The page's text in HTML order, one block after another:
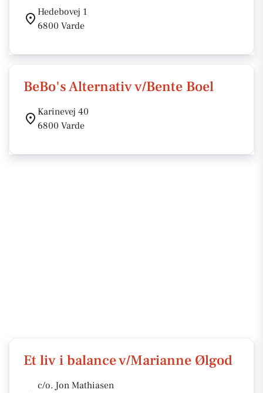
Hedebovej 1
6800 Varde
BeBo's Alternativ v/Bente Boel
Karinevej 40
6800 Varde
Et liv i balance v/Marianne Ølgod
c/o. Jon Mathiasen